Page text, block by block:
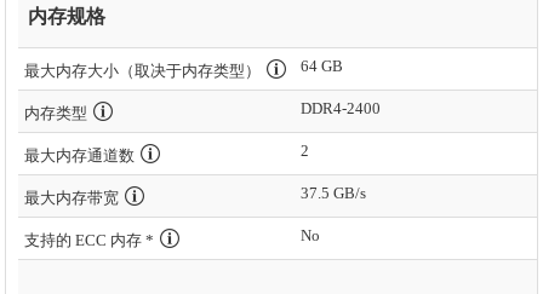
内存规格
最大内存大小（取决于内存类型） 64 GB
内存类型 DDR4-2400
最大内存通道数 2
最大内存带宽 37.5 GB/s
支持的 ECC 内存 * No